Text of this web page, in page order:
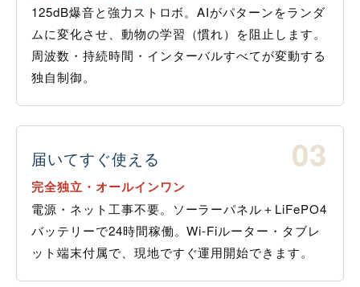
125dB爆音と強力ストロボ。AIがパターンをランダ
ムに変化させ、動物の学習（慣れ）を阻止します。
周波数・持続時間・インターバルすべてが変動する
独自制御。
03
届いてすぐ使える
完全独立・オールインワン
電源・ネット工事不要。ソーラーパネル＋LiFePO4
バッテリーで24時間稼働。Wi-Fiルーター・タブレ
ット端末付属で、現地ですぐ運用開始できます。